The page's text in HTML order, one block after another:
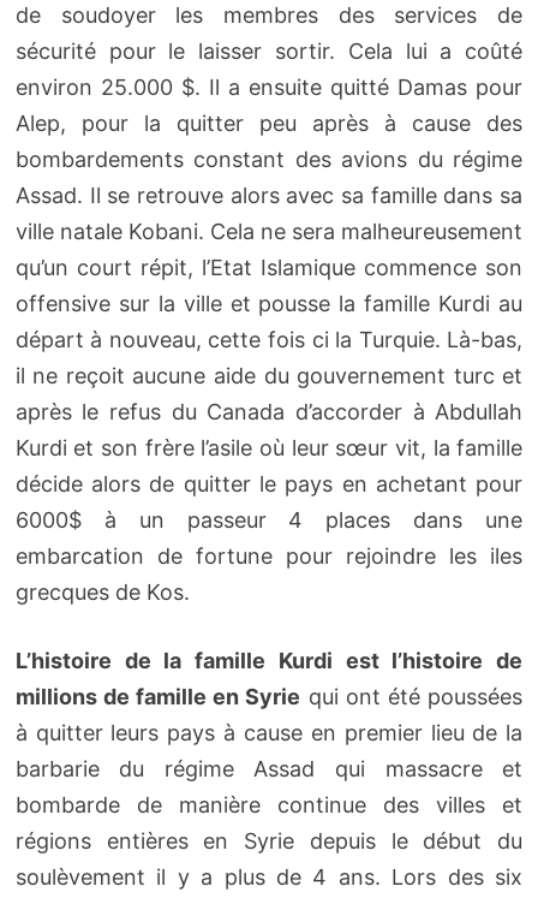
de soudoyer les membres des services de
sécurité pour le laisser sortir. Cela lui a coûté
environ 25.000 $. Il a ensuite quitté Damas pour
Alep, pour la quitter peu après à cause des
bombardements constant des avions du régime
Assad. Il se retrouve alors avec sa famille dans sa
ville natale Kobani. Cela ne sera malheureusement
qu’un court répit, l’Etat Islamique commence son
offensive sur la ville et pousse la famille Kurdi au
départ à nouveau, cette fois ci la Turquie. Là-bas,
il ne reçoit aucune aide du gouvernement turc et
après le refus du Canada d’accorder à Abdullah
Kurdi et son frère l’asile où leur sœur vit, la famille
décide alors de quitter le pays en achetant pour
6000$ à un passeur 4 places dans une
embarcation de fortune pour rejoindre les iles
grecques de Kos.
L’histoire de la famille Kurdi est l’histoire de
millions de famille en Syrie qui ont été poussées
à quitter leurs pays à cause en premier lieu de la
barbarie du régime Assad qui massacre et
bombarde de manière continue des villes et
régions entières en Syrie depuis le début du
soulèvement il y a plus de 4 ans. Lors des six